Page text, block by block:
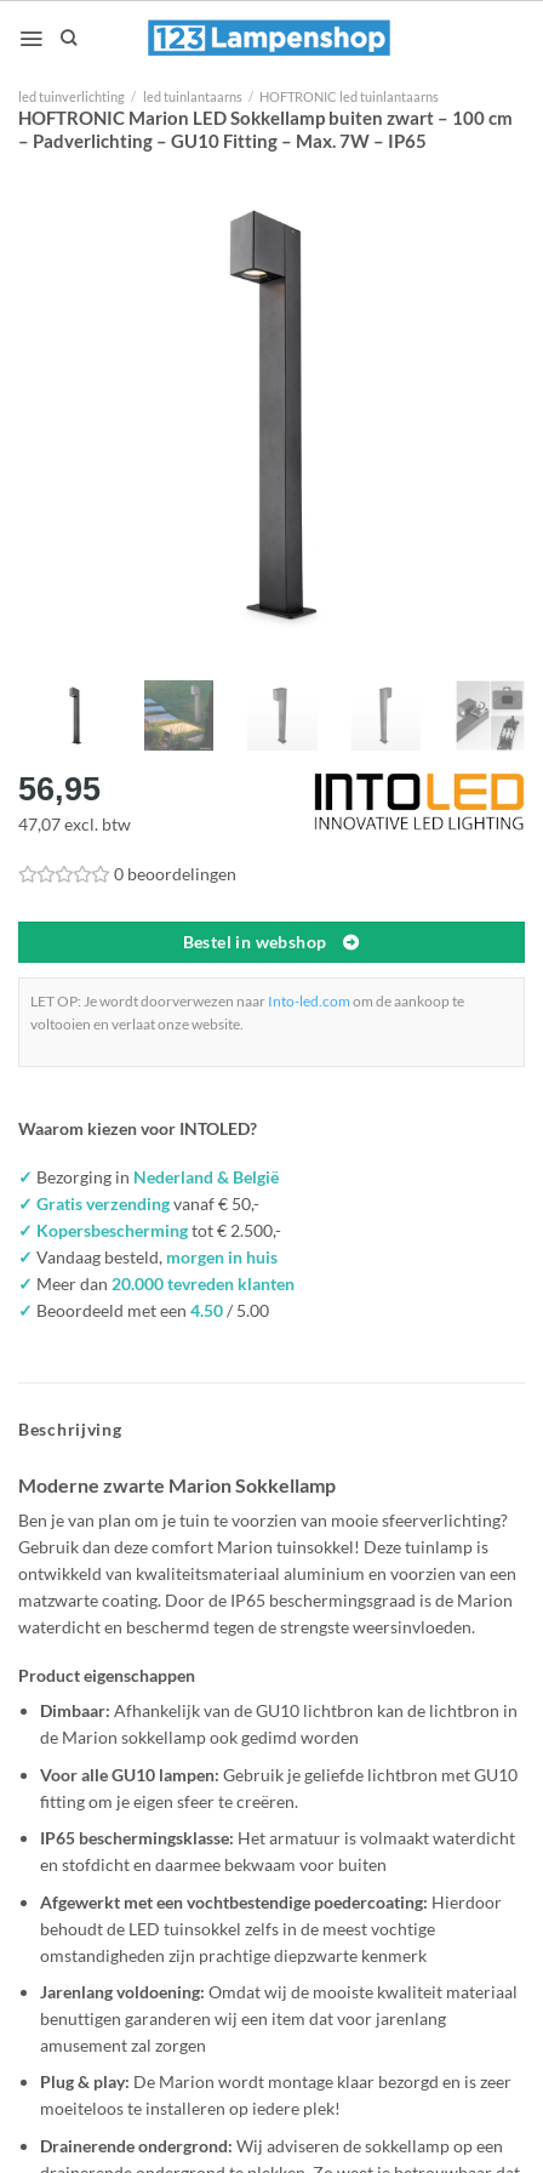
naar
led tuinverlichting / led tuinlantaarns / HOFTRONIC led tuinlantaarns
HOFTRONIC Marion LED Sokkellamp buiten zwart – 100 cm
– Padverlichting – GU10 Fitting – Max. 7W – IP65
56,95
47,07 excl. btw
0 beoordelingen
Bestel in webshop
LET OP: Je wordt doorverwezen naar Into-led.com om de aankoop te
voltooien en verlaat onze website.
Waarom kiezen voor INTOLED?
✓ Bezorging in Nederland & België
✓ Gratis verzendingvanaf € 50,-
✓ Kopersbeschermingtot € 2.500,-
✓ Vandaag besteld, morgen in huis
✓ Meer dan 20.000 tevreden klanten
✓ Beoordeeld met een 4.50/ 5.00
Beschrijving
Moderne zwarte Marion Sokkellamp
Ben je van plan om je tuin te voorzien van mooie sfeerverlichting?
Gebruik dan deze comfort Marion tuinsokkel! Deze tuinlamp is
ontwikkeld van kwaliteitsmateriaal aluminium en voorzien van een
matzwarte coating. Door de IP65 beschermingsgraad is de Marion
waterdicht en beschermd tegen de strengste weersinvloeden.
Product eigenschappen
Dimbaar:Afhankelijk van de GU10 lichtbron kan de lichtbron in
de Marion sokkellamp ook gedimd worden
Voor alle GU10 lampen:Gebruik je geliefde lichtbron met GU10
fitting om je eigen sfeer te creëren.
IP65 beschermingsklasse: Het armatuur is volmaakt waterdicht
en stofdicht en daarmee bekwaam voor buiten
Afgewerkt met een vochtbestendige poedercoating: Hierdoor
behoudt de LED tuinsokkel zelfs in de meest vochtige
omstandigheden zijn prachtige diepzwarte kenmerk
Jarenlang voldoening: Omdat wij de mooiste kwaliteit materiaal
benuttigen garanderen wij een item dat voor jarenlang
amusement zal zorgen
Plug & play: De Marion wordt montage klaar bezorgd en is zeer
moeiteloos te installeren op iedere plek!
Drainerende ondergrond: Wij adviseren de sokkellamp op een